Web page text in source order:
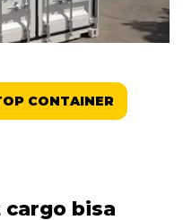
CONTAINER
bisa